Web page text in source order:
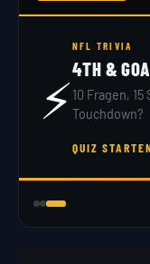
⚡
NFL TRIVIA
4TH &
10 Fragen,
Touchdown?
QUIZ